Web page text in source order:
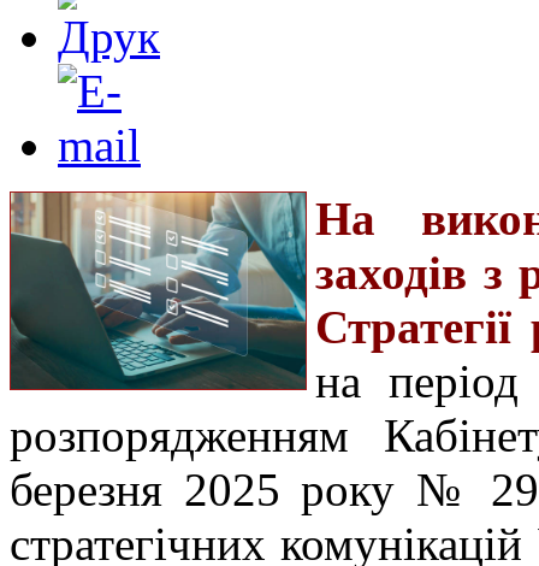
На
заходів з
на
розпорядженням
березня 2025 року №
стратегічних